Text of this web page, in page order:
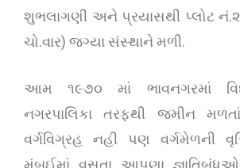
શુભલાગણી અને પ્રયાસથી પ્લોટ
ચો.વાર) જગ્યા સંસ્થાને મળી.
આમ ૧૯૭૦ માં ભાવનગરમાં
નગરપાલિકા તરફથી જમીન
વર્ગવિગ્રહ નહી પણ વર્ગમેળની
મુંબઈમાં વસતા આપણા